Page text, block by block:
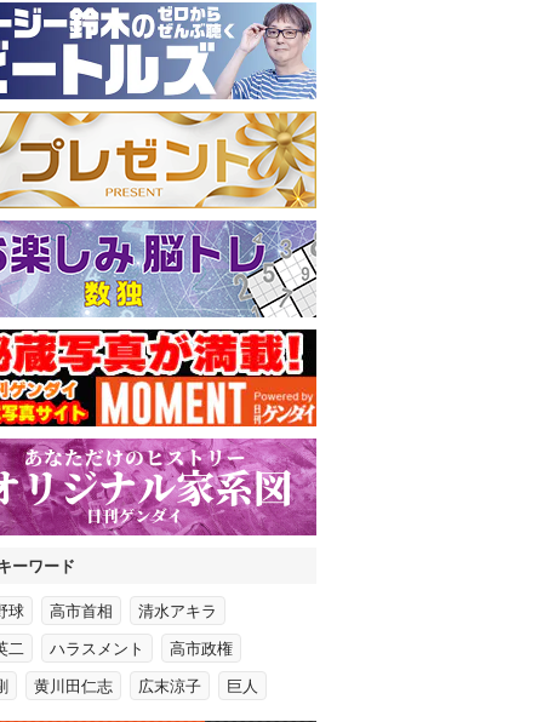
ーワード
球 高市首相 清水アキラ
二 ハラスメント 高市政権
黄川田仁志 広末涼子 巨人